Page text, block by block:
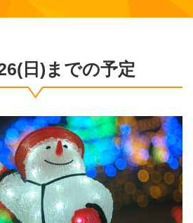
日)までの予定